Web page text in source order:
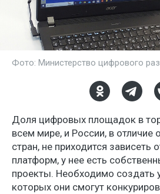
Фото: Министерство цифрового
Доля цифровых площадок в
всем мире, и России, в отличие
стран, не приходится зависеть
платформ, у нее есть
проекты. Необходимо создать
которых они смогут